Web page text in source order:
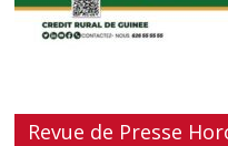
Revue de Presse